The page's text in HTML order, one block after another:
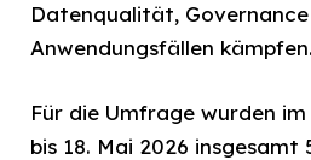
Datenqualität,
Anwendungsfällen
Für die Umfrage wurden
bis 18. Mai 2026 insgesamt